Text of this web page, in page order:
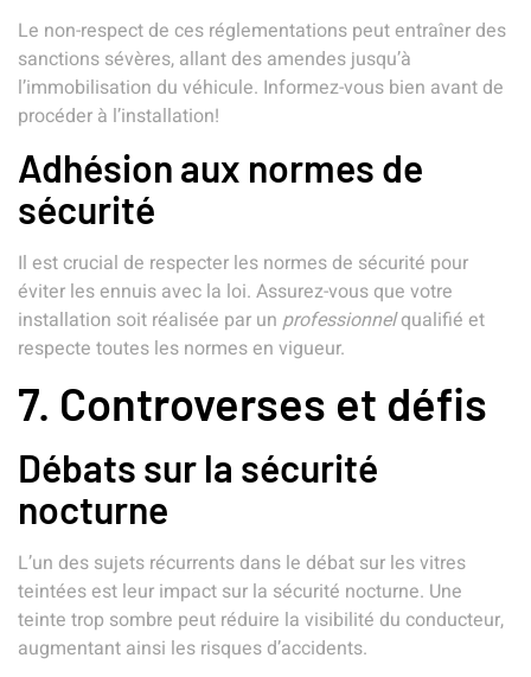
Le non-respect de ces réglementations peut entraîner des
sanctions sévères, allant des amendes jusqu’à
l’immobilisation du véhicule. Informez-vous bien avant de
procéder à l’installation!
Adhésion aux normes de
sécurité
Il est crucial de respecter les normes de sécurité pour
éviter les ennuis avec la loi. Assurez-vous que votre
installation soit réalisée par un professionnelqualifié et
respecte toutes les normes en vigueur.
7. Controverses et défis
Débats sur la sécurité
nocturne
L’un des sujets récurrents dans le débat sur les vitres
teintées est leur impact sur la sécurité nocturne. Une
teinte trop sombre peut réduire la visibilité du conducteur,
augmentant ainsi les risques d’accidents.